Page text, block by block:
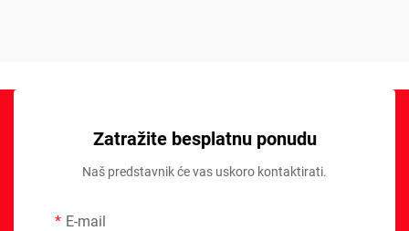
Zatražite besplatnu ponudu
Naš predstavnik će vas uskoro kontaktirati.
E-mail